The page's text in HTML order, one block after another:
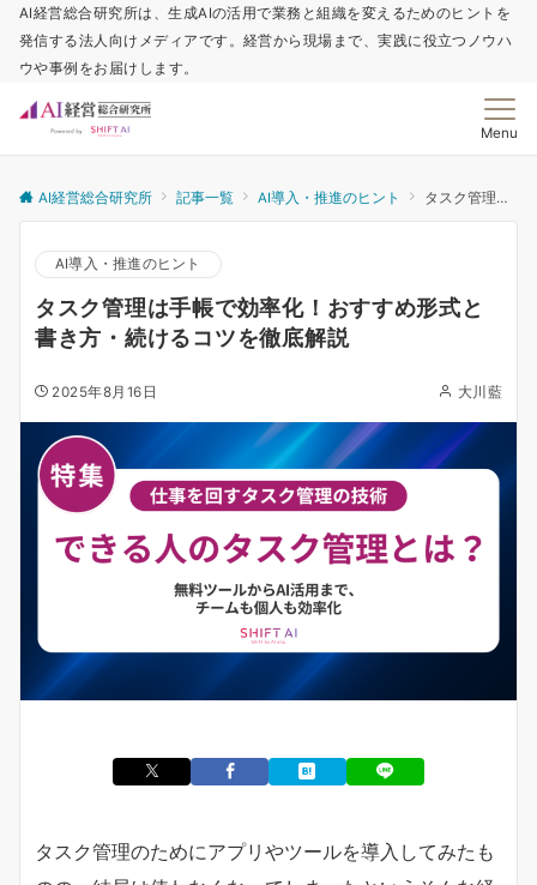
AI経営総合研究所は、生成AIの活用で業務と組織を変えるためのヒントを
発信する法人向けメディアです。経営から現場まで、実践に役立つノウハ
ウや事例をお届けします。
Menu
AI経営総合研究所 記事一覧 AI導入・推進のヒント タスク管理は手帳で効率化！おすすめ形式と書き方・続けるコツを徹底解説
AI導入・推進のヒント
タスク管理は手帳で効率化！おすすめ形式と
書き方・続けるコツを徹底解説
2025年8月16日 大川藍
タスク管理のためにアプリやツールを導入してみたも